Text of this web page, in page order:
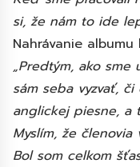
si, že nám to ide
Nahrávanie
„Predtým, ako
sám seba vyzvať,
anglickej piesne, a
Myslím, že
Bol som celkom